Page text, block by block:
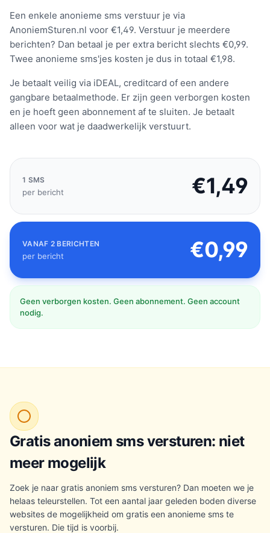
Een enkele anonieme sms verstuur je via
AnoniemSturen.nl voor €1,49. Verstuur je meerdere
berichten? Dan betaal je per extra bericht slechts €0,99.
Twee anonieme sms'jes kosten je dus in totaal €1,98.
Je betaalt veilig via iDEAL, creditcard of een andere
gangbare betaalmethode. Er zijn geen verborgen kosten
en je hoeft geen abonnement af te sluiten. Je betaalt
alleen voor wat je daadwerkelijk verstuurt.
1 SMS
per bericht €1,49
VANAF 2 BERICHTEN
per bericht €0,99
Geen verborgen kosten. Geen abonnement. Geen account
nodig.
Gratis anoniem sms versturen: niet
meer mogelijk
Zoek je naar gratis anoniem sms versturen? Dan moeten we je
helaas teleurstellen. Tot een aantal jaar geleden boden diverse
websites de mogelijkheid om gratis een anonieme sms te
versturen. Die tijd is voorbij.